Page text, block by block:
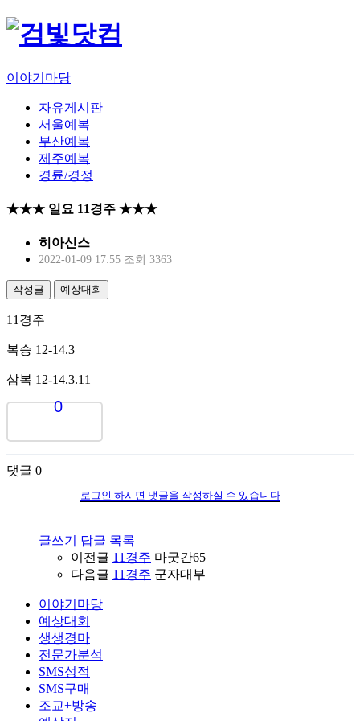
이야기마당
자유게시판
서울예복
부산예복
제주예복
경륜/경정
★★★ 일요 11경주 ★★★
히아신스
2022-01-09 17:55 조회 3363
작성글 예상대회
11경주
복승 12-14.3
삼복 12-14.3.11
0
댓글 0
로그인 하시면 댓글을 작성하실 수 있습니다
글쓰기 답글 목록
이전글 11경주 마굿간65
다음글 11경주 군자대부
이야기마당
예상대회
생생경마
전문가분석
SMS성적
SMS구매
조교+방송